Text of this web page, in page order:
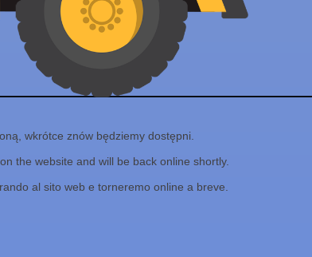
wkrótce znów będziemy dostępni.
the website and will be back online shortly.
al sito web e torneremo online a breve.